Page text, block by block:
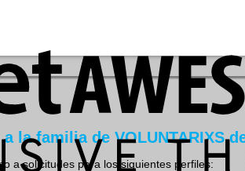
la familia de VOLUNTARIXS
a solicitudes para los siguientes perfiles: